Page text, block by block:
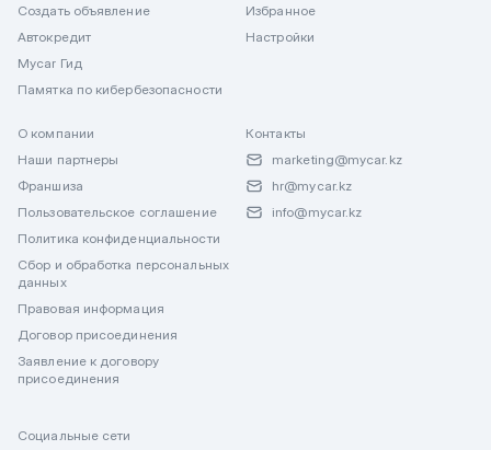
Создать объявление
Автокредит
Mycar Гид
Памятка по кибербезопасности
Избранное
Настройки
О компании
Наши партнеры
Франшиза
Пользовательское соглашение
Политика конфиденциальности
Сбор и обработка персональных
данных
Правовая информация
Договор присоединения
Заявление к договору
присоединения
Контакты
marketing@mycar.kz
hr@mycar.kz
info@mycar.kz
Социальные сети